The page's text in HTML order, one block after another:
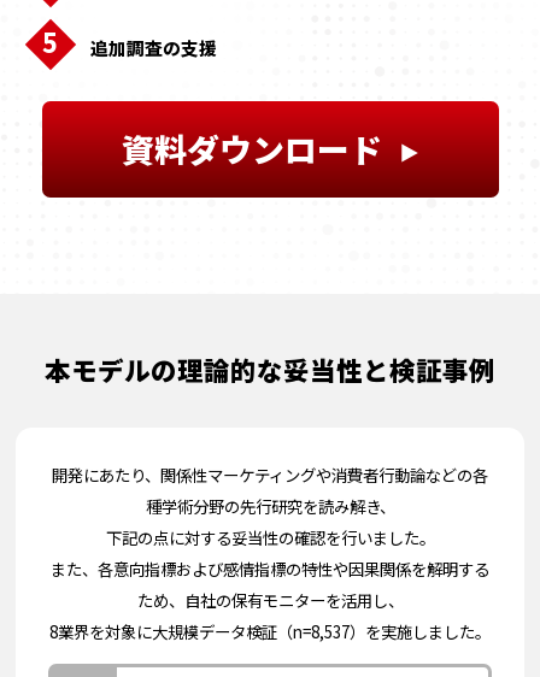
追加調査の支援
資料ダウンロード
本モデルの理論的な妥当性と検証事例
開発にあたり、関係性マーケティングや消費者行動論などの各
種学術分野の先行研究を読み解き、
下記の点に対する妥当性の確認を行いました。
また、各意向指標および感情指標の特性や因果関係を解明する
ため、自社の保有モニターを活用し、
8業界を対象に大規模データ検証（n=8,537）を実施しました。